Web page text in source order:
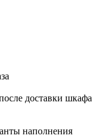
доставки шкафа
наполнения